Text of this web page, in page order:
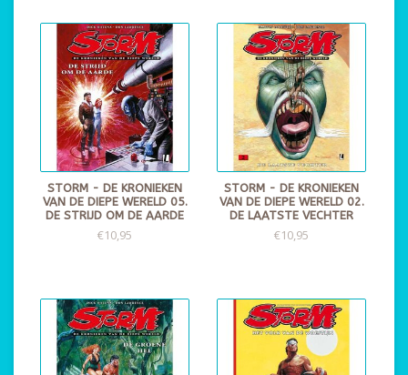
STORM - DE KRONIEKEN
VAN DE DIEPE WERELD 05.
DE STRIJD OM DE AARDE
€10,95
STORM - DE KRONIEKEN
VAN DE DIEPE WERELD 02.
DE LAATSTE VECHTER
€10,95